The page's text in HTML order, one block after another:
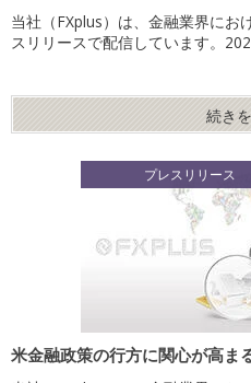
当社（FXplus）は、金融業界にお
スリリースで配信しています。
続き
プレスリリース
米金融政策の行方に関心が高ま